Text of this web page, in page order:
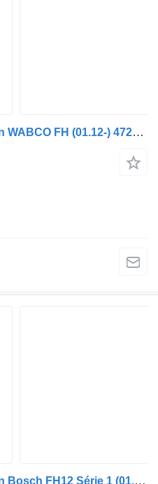
Valve de commande de frein WABCO FH (01.12-) 4728800040 pour camion Volvo FH, FM, FMX-4 series (2013-)
Valve de commande de frein Bosch FH12 Série 1 (01.93-12.02) 0501100019 pour camion Volvo FH12, FH16, NH12, FH, VNL780 (1993-2014)